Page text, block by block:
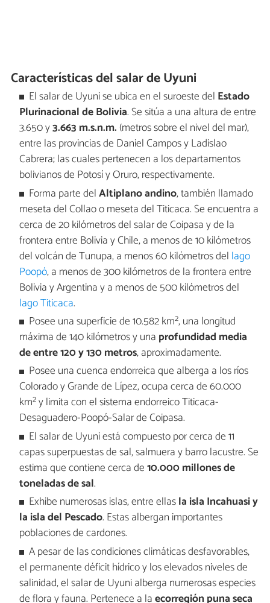
Características del salar de Uyuni
El salar de Uyuni se ubica en el suroeste del Estado
Plurinacional de Bolivia. Se sitúa a una altura de entre
3.650 y3.663 m.s.n.m. (metros sobre el nivel del mar),
entre las provincias de Daniel Campos y Ladislao
Cabrera; las cuales pertenecen a los departamentos
bolivianos de Potosí y Oruro, respectivamente.
Forma parte delAltiplano andino, también llamado
meseta del Collao o meseta del Titicaca. Se encuentra a
cerca de 20 kilómetros del salar de Coipasa y de la
frontera entre Bolivia y Chile, a menos de 10 kilómetros
del volcán de Tunupa, a menos 60 kilómetros del lago
Poopó, a menos de 300 kilómetros de la frontera entre
Bolivia y Argentina y a menos de 500 kilómetros del
lago Titicaca.
Posee una superficie de 10.582 km², una longitud
máxima de 140 kilómetros y una profundidad media
de entre 120 y 130 metros, aproximadamente.
Posee una cuenca endorreica que alberga a los ríos
Colorado y Grande de Lípez, ocupa cerca de 60.000
km² y limita con el sistema endorreico Titicaca-
Desaguadero-Poopó-Salar de Coipasa.
El salar de Uyuni está compuesto por cerca de 11
capas superpuestas de sal, salmuera y barro lacustre. Se
estima que contiene cerca de10.000 millones de
toneladas de sal.
Exhibe numerosas islas, entre ellasla isla Incahuasi y
la isla del Pescado. Estas albergan importantes
poblaciones de cardones.
A pesar de las condiciones climáticas desfavorables,
el permanente déficit hídrico y los elevados niveles de
salinidad, el salar de Uyuni alberga numerosas especies
de flora y fauna. Pertenece a laecorregión puna seca